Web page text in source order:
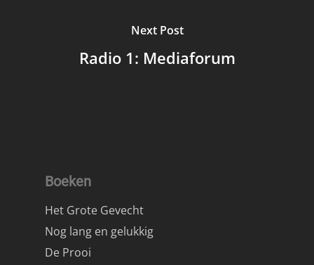
Next Post
Radio 1: Mediaforum
Boeken
Het Grote Gevecht
Nog lang en gelukkig
De Prooi